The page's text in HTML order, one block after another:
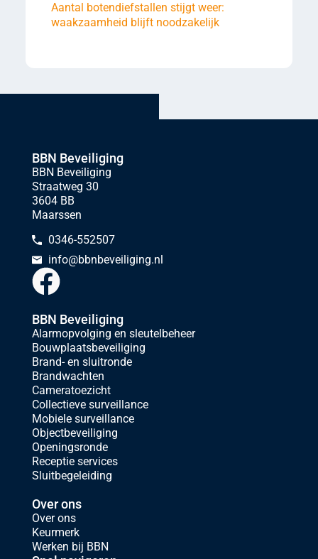
Aantal botendiefstallen stijgt weer:
waakzaamheid blijft noodzakelijk
BBN Beveiliging
BBN Beveiliging
Straatweg 30
3604 BB
Maarssen
0346-552507
info@bbnbeveiliging.nl
BBN Beveiliging
Alarmopvolging en sleutelbeheer
Bouwplaatsbeveiliging
Brand- en sluitronde
Brandwachten
Cameratoezicht
Collectieve surveillance
Mobiele surveillance
Objectbeveiliging
Openingsronde
Receptie services
Sluitbegeleiding
Over ons
Over ons
Keurmerk
Werken bij BBN